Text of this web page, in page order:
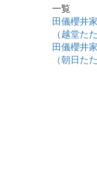
一覧
田儀櫻井
（越堂た
田儀櫻井
（朝日た